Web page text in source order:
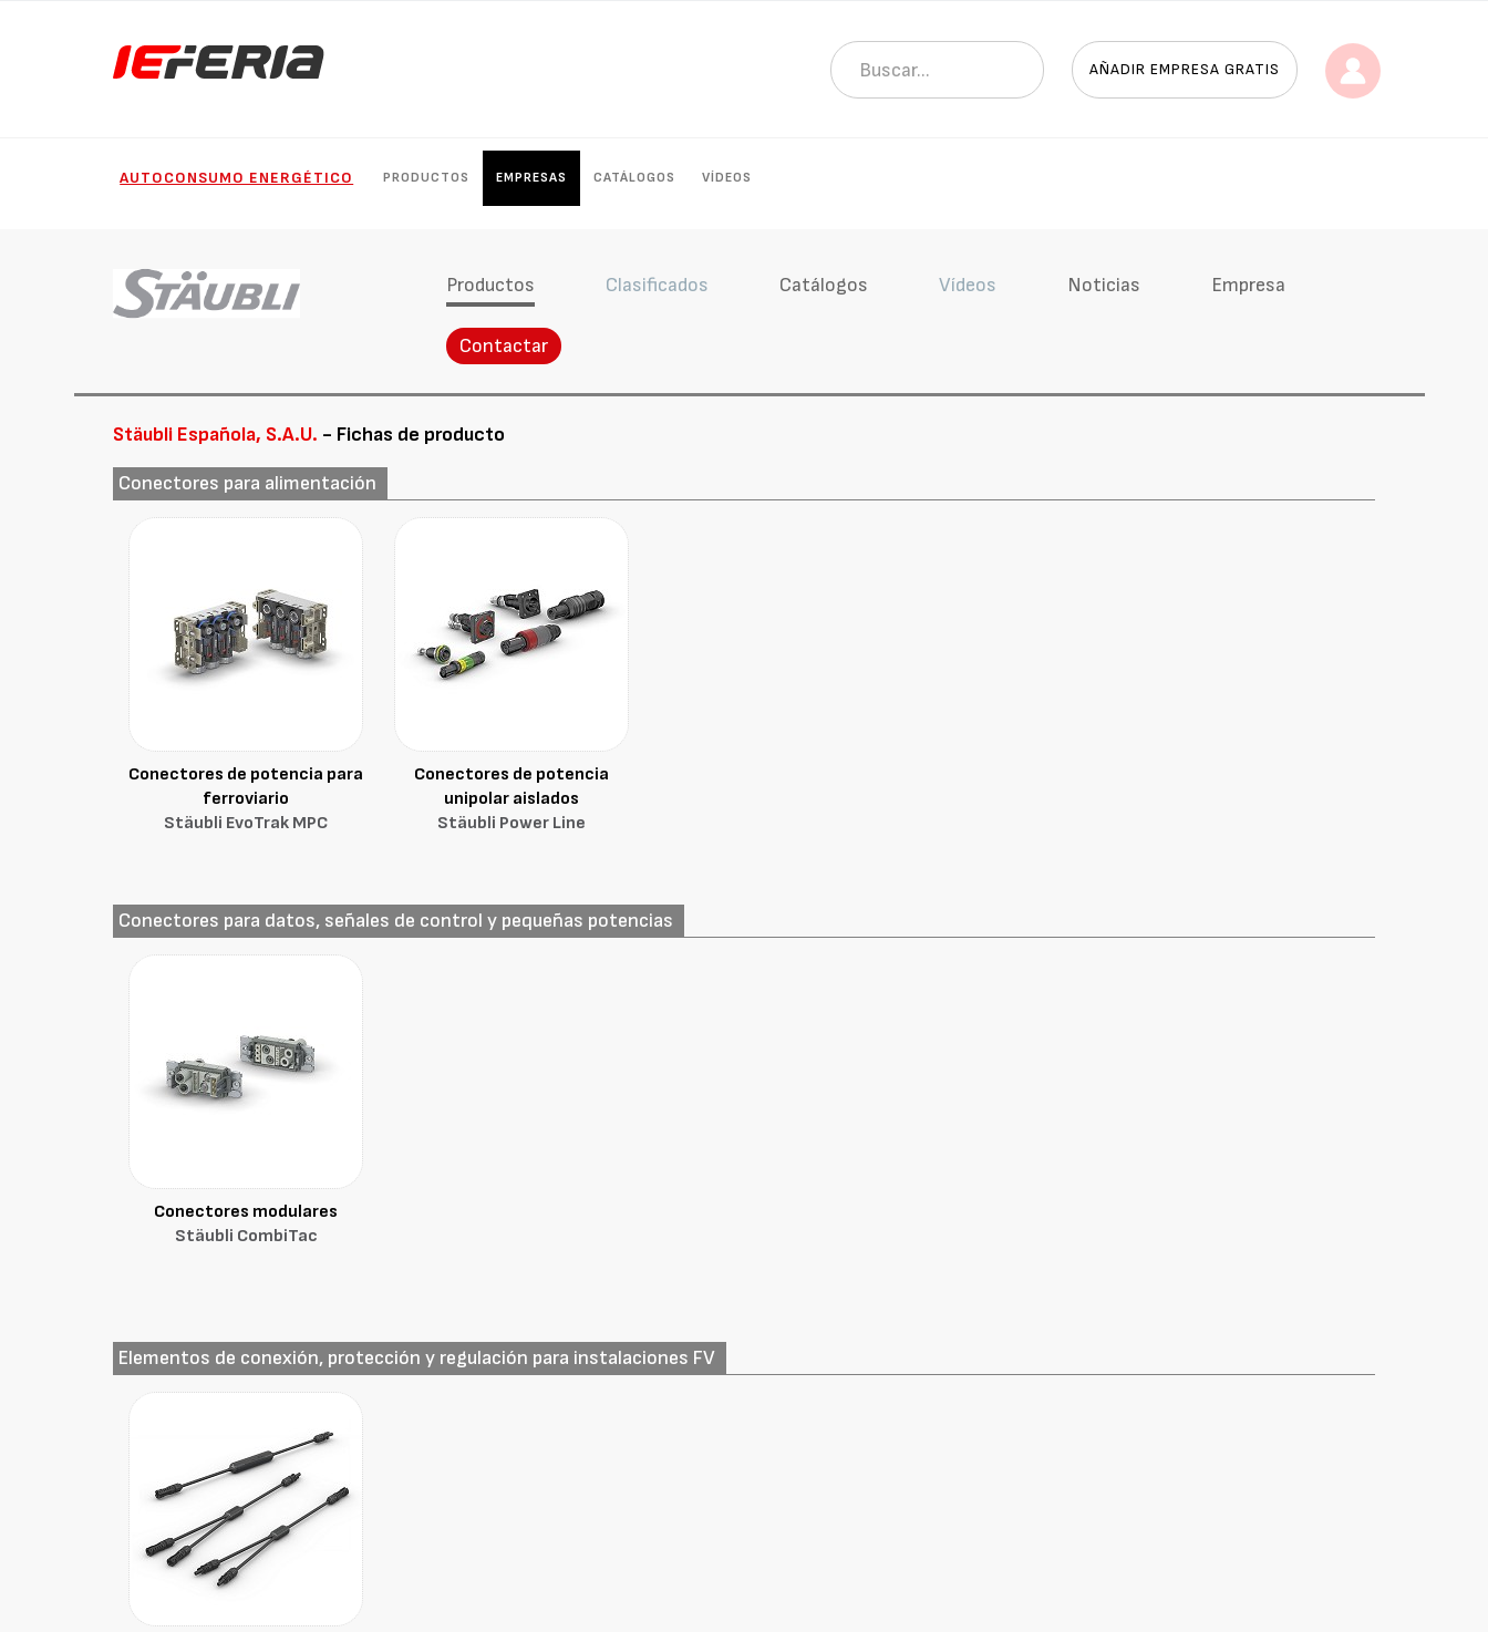
AÑADIR EMPRESA GRATIS
AUTOCONSUMO ENERGÉTICO PRODUCTOS EMPRESAS CATÁLOGOS VÍDEOS
Productos Clasificados Catálogos Vídeos Noticias Empresa
Contactar
Stäubli Española, S.A.U. - Fichas de producto
Conectores para alimentación
Conectores de potencia para
ferroviario
Stäubli EvoTrak MPC
Conectores de potencia
unipolar aislados
Stäubli Power Line
Conectores para datos, señales de control y pequeñas potencias
Conectores modulares
Stäubli CombiTac
Elementos de conexión, protección y regulación para instalaciones FV